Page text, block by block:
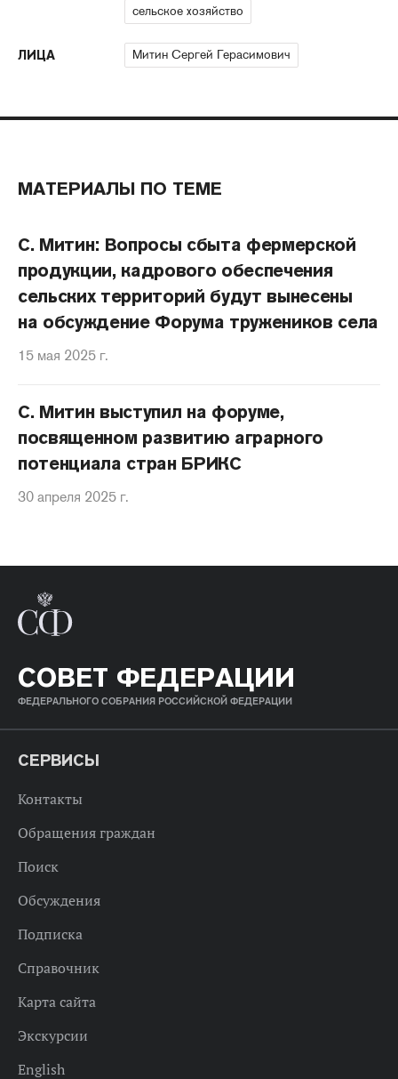
сельское хозяйство
ЛИЦА Митин Сергей Герасимович
МАТЕРИАЛЫ ПО ТЕМЕ
С. Митин: Вопросы сбыта фермерской
продукции, кадрового обеспечения
сельских территорий будут вынесены
на обсуждение Форума тружеников села
15 мая 2025 г.
С. Митин выступил на форуме,
посвященном развитию аграрного
потенциала стран БРИКС
30 апреля 2025 г.
СОВЕТ ФЕДЕРАЦИИ
ФЕДЕРАЛЬНОГО СОБРАНИЯ РОССИЙСКОЙ ФЕДЕРАЦИИ
СЕРВИСЫ
Контакты
Обращения граждан
Поиск
Обсуждения
Подписка
Справочник
Карта сайта
Экскурсии
English